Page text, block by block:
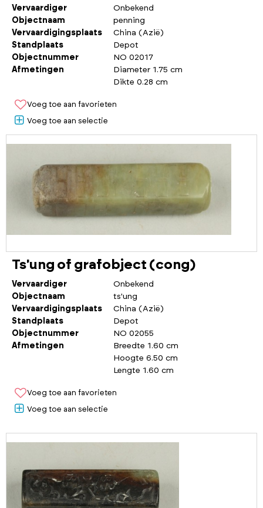
Vervaardiger
Onbekend
Objectnaam
penning
Vervaardigingsplaats
China (Azië)
Standplaats
Depot
Objectnummer
NO 02017
Afmetingen
Diameter 1.75 cm
Dikte 0.28 cm
Voeg toe aan favorieten
Voeg toe aan selectie
Ts'ung of grafobject (cong)
Vervaardiger
Onbekend
Objectnaam
ts'ung
Vervaardigingsplaats
China (Azië)
Standplaats
Depot
Objectnummer
NO 02055
Afmetingen
Breedte 1.60 cm
Hoogte 6.50 cm
Lengte 1.60 cm
Voeg toe aan favorieten
Voeg toe aan selectie